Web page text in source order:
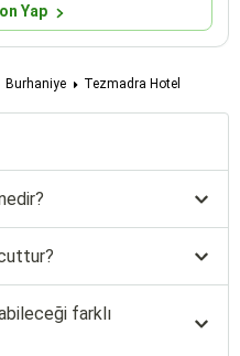
Yap
Burhaniye Tezmadra Hotel
farklı